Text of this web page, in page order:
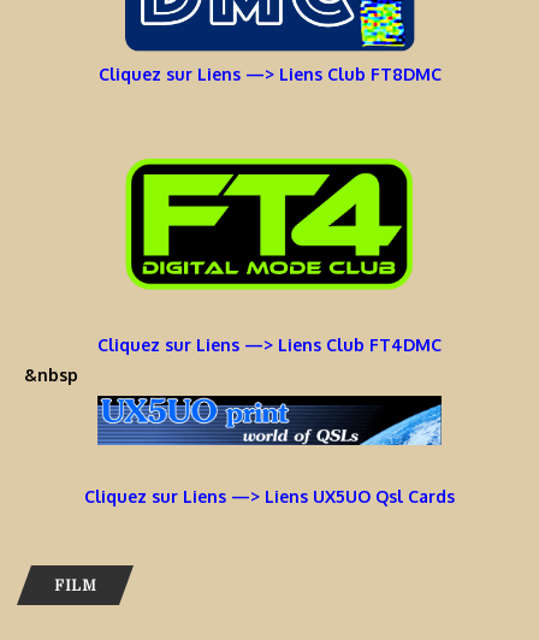
Cliquez sur Liens —> Liens Club FT8DMC
Cliquez sur Liens —> Liens Club FT4DMC
&nbsp
Cliquez sur Liens —> Liens UX5UO Qsl Cards
FILM